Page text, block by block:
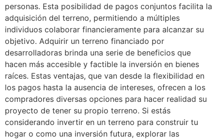
personas. Esta posibilidad de pagos conjuntos facilita la
adquisición del terreno, permitiendo a múltiples
individuos colaborar financieramente para alcanzar su
objetivo. Adquirir un terreno financiado por
desarrolladoras brinda una serie de beneficios que
hacen más accesible y factible la inversión en bienes
raíces. Estas ventajas, que van desde la flexibilidad en
los pagos hasta la ausencia de intereses, ofrecen a los
compradores diversas opciones para hacer realidad su
proyecto de tener su propio terreno. Si estás
considerando invertir en un terreno para construir tu
hogar o como una inversión futura, explorar las